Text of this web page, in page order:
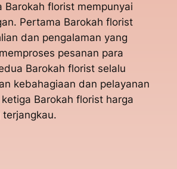
Barokah florist mempunyai
Pertama Barokah florist
dan pengalaman yang
pesanan para
Barokah florist selalu
kebahagiaan dan pelayanan
Barokah florist harga
terjangkau.